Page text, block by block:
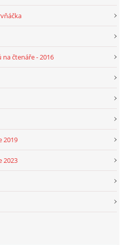
Aktualizováno: 1. 8. 2026
čtenáře - 2016
2019
2023